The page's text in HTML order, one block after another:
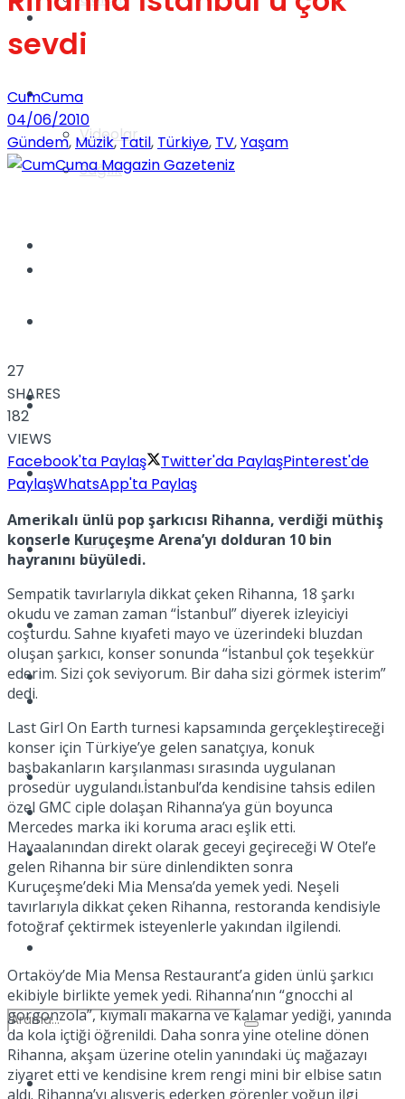
Videolar
Yaşam
Sağlık
TV
Kadınca
Türkiye
Gündem
Yaşam
Sağlık
Dünya
Türkiye
Müzik
Sinema
Spor
Podcast
sevdi
CumCuma
04/06/2010
Gündem, Müzik,Tatil, Türkiye, TV,Yaşam
27
SHARES
182
VIEWS
Facebook'ta Paylaş
Twitter'da PaylaşPinterest'de
PaylaşWhatsApp'ta Paylaş
Amerikalı ünlü pop şarkıcısı Rihanna, verdiği müthiş
konserle Kuruçeşme Arena’yı dolduran 10 bin
hayranını büyüledi.
Sempatik tavırlarıyla dikkat çeken Rihanna, 18 şarkı
okudu ve zaman zaman “İstanbul” diyerek izleyiciyi
coşturdu. Sahne kıyafeti mayo ve üzerindeki bluzdan
oluşan şarkıcı, konser sonunda “İstanbul çok teşekkür
ederim. Sizi çok seviyorum. Bir daha sizi görmek isterim”
dedi.
Last Girl On Earth turnesi kapsamında gerçekleştireceği
konser için Türkiye’ye gelen sanatçıya, konuk
başbakanların karşılanması sırasında uygulanan
prosedür uygulandı.İstanbul’da kendisine tahsis edilen
özel GMC ciple dolaşan Rihanna’ya gün boyunca
Mercedes marka iki koruma aracı eşlik etti.
Havaalanından direkt olarak geceyi geçireceği W Otel’e
gelen Rihanna bir süre dinlendikten sonra
Kuruçeşme’deki Mia Mensa’da yemek yedi. Neşeli
tavırlarıyla dikkat çeken Rihanna, restoranda kendisiyle
fotoğraf çektirmek isteyenlerle yakından ilgilendi.
Ortaköy’de Mia Mensa Restaurant’a giden ünlü şarkıcı
ekibiyle birlikte yemek yedi. Rihanna’nın “gnocchi al
gorgonzola”, kıymalı makarna ve kalamar yediği, yanında
da kola içtiği öğrenildi. Daha sonra yine oteline dönen
Rihanna, akşam üzerine otelin yanındaki üç mağazayı
ziyaret etti ve kendisine krem rengi mini bir elbise satın
aldı. Rihanna’yı alışveriş ederken görenler yoğun ilgi